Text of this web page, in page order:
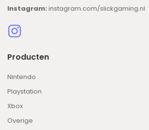
Instagram: instagram.com/slickgaming.nl
Producten
Nintendo
Playstation
Xbox
Overige